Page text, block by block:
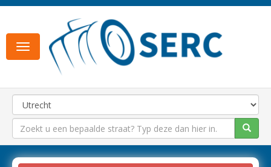
Toggle
navigation